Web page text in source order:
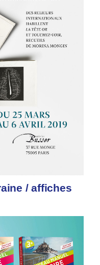
/ affiches